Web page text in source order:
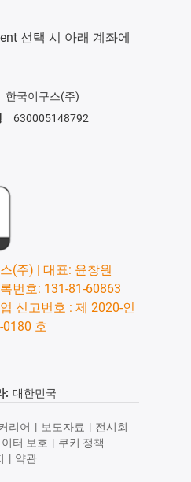
선택 시 아래 계좌에
한국이구스(주)
630005148792
(주) | 대표: 윤창원
번호: 131-81-60863
신고번호 : 제 2020-인
0180 호
: 대한민국
리어 | 보도자료 | 전시회
터 보호 | 쿠키 정책
| 약관